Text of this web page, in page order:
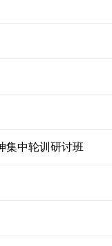
集中轮训研讨班